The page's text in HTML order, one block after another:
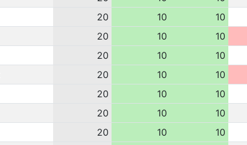
20 10
10
20 10 10
20 10
10
20 10 10
20 10 10
20 10
10
20 10
10